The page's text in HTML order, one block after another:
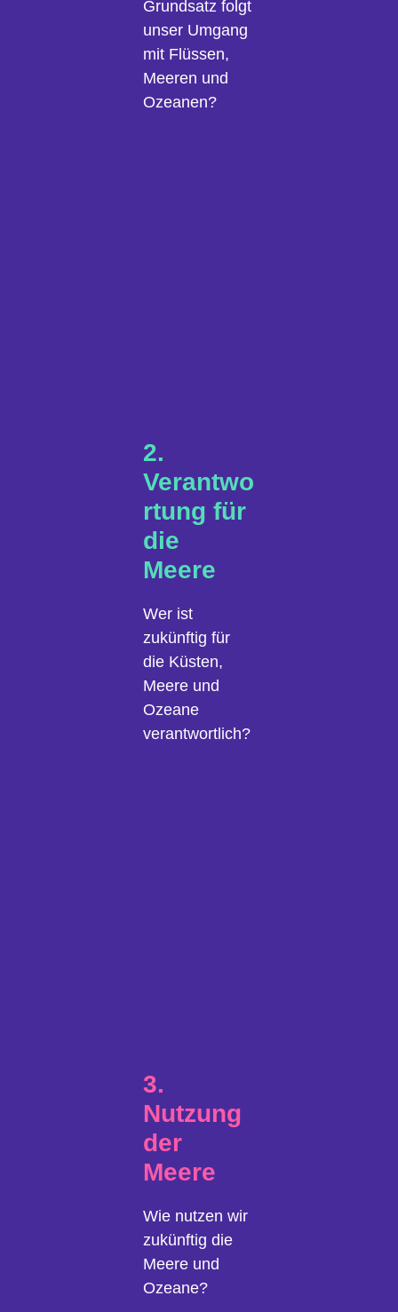
Grundsatz folgt
unser Umgang
mit Flüssen,
Meeren und
Ozeanen?
2.
Verantwo
rtung für
die
Meere
Wer ist
zukünftig für
die Küsten,
Meere und
Ozeane
verantwortlich?
3.
Nutzung
der
Meere
Wie nutzen wir
zukünftig die
Meere und
Ozeane?